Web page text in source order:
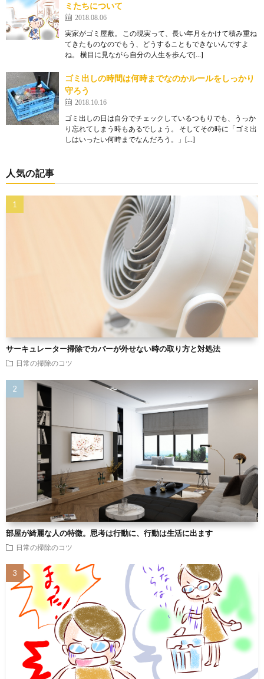
ミたちについて
2018.08.06
実家がゴミ屋敷。 この現実って、長い年月をかけて積み重ね
てきたものなのでもう、どうすることもできないんですよ
ね。 横目に見ながら自分の人生を歩んで[…]
ゴミ出しの時間は何時までなのかルールをしっかり
守ろう
2018.10.16
ゴミ出しの日は自分でチェックしているつもりでも、うっか
り忘れてしまう時もあるでしょう。 そしてその時に「ゴミ出
しはいったい何時までなんだろう。」[…]
人気の記事
サーキュレーター掃除でカバーが外せない時の取り方と対処法
日常の掃除のコツ
部屋が綺麗な人の特徴。思考は行動に、行動は生活に出ます
日常の掃除のコツ